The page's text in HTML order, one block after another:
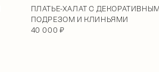
ПЛАТЬЕ-ХАЛАТ С ДЕКОРАТИВНЫМ
ПОДРЕЗОМ И КЛИНЬЯМИ
40 000 ₽